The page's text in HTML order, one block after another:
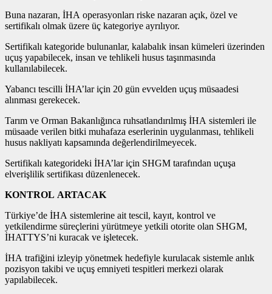
Buna nazaran, İHA operasyonları riske nazaran açık, özel ve
sertifikalı olmak üzere üç kategoriye ayrılıyor.
Sertifikalı kategoride bulunanlar, kalabalık insan kümeleri üzerinden
uçuş yapabilecek, insan ve tehlikeli husus taşınmasında
kullanılabilecek.
Yabancı tescilli İHA’lar için 20 gün evvelden uçuş müsaadesi
alınması gerekecek.
Tarım ve Orman Bakanlığınca ruhsatlandırılmış İHA sistemleri ile
müsaade verilen bitki muhafaza eserlerinin uygulanması, tehlikeli
husus nakliyatı kapsamında değerlendirilmeyecek.
Sertifikalı kategorideki İHA’lar için SHGM tarafından uçuşa
elverişlilik sertifikası düzenlenecek.
KONTROL ARTACAK
Türkiye’de İHA sistemlerine ait tescil, kayıt, kontrol ve
yetkilendirme süreçlerini yürütmeye yetkili otorite olan SHGM,
İHATTYS’ni kuracak ve işletecek.
İHA trafiğini izleyip yönetmek hedefiyle kurulacak sistemle anlık
pozisyon takibi ve uçuş emniyeti tespitleri merkezi olarak
yapılabilecek.